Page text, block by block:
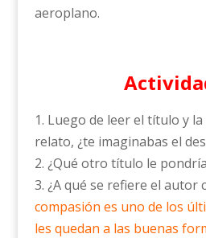
aeroplano.
1. Luego de leer el título y
relato, ¿te imaginabas el
2. ¿Qué otro título le
3. ¿A qué se refiere el autor
compasión es uno de los
les quedan a las buenas